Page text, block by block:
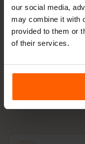
our social media,
may combine it with
provided to them or
of their services.
チェコの
数分で準備完